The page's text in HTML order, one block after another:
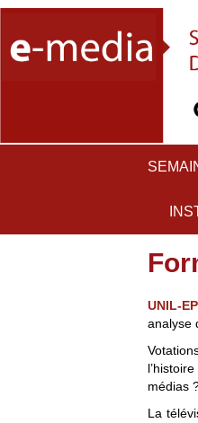
UNIL-
analyse
médias
La